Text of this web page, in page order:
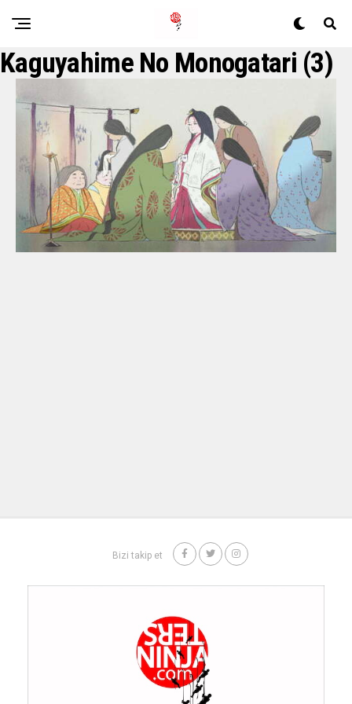
Kaguyahime No Monogatari (3)
Bizi takip et